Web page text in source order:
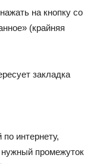
на кнопку со
(крайняя
закладка
интернету,
промежуток